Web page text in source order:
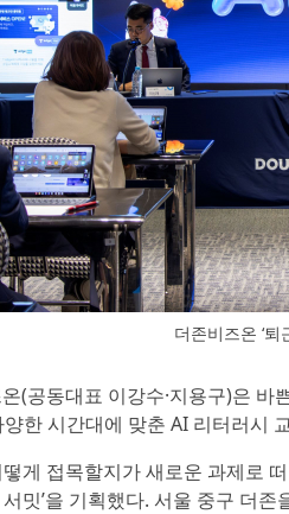
더존비즈온 ‘퇴
(공동대표 이강수·지용구)은
한 시간대에 맞춘 AI 리터러시
게 접목할지가 새로운 과제로
서밋’을 기획했다. 서울 중구 더